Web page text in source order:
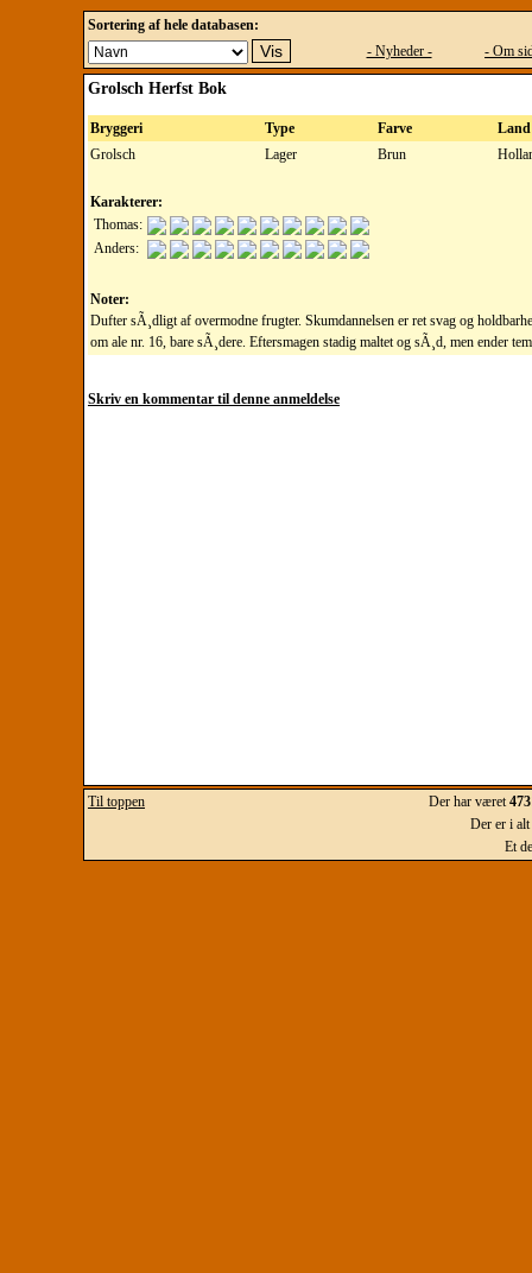
Sortering af hele databasen:
- Nyheder -
- Om
Grolsch Herfst Bok
Bryggeri Type Farve
Land
Grolsch
Lager Brun
Karakterer:
Thomas:
Anders:
Noter:
Dufter sÃ¸dligt af overmodne frugter. Skumdannelsen er ret svag og
om ale nr. 16, bare sÃ¸dere. Eftersmagen stadig maltet og sÃ¸d, men ender
Skriv en kommentar til denne anmeldelse
Til toppen Der har været
Der er i alt
Et